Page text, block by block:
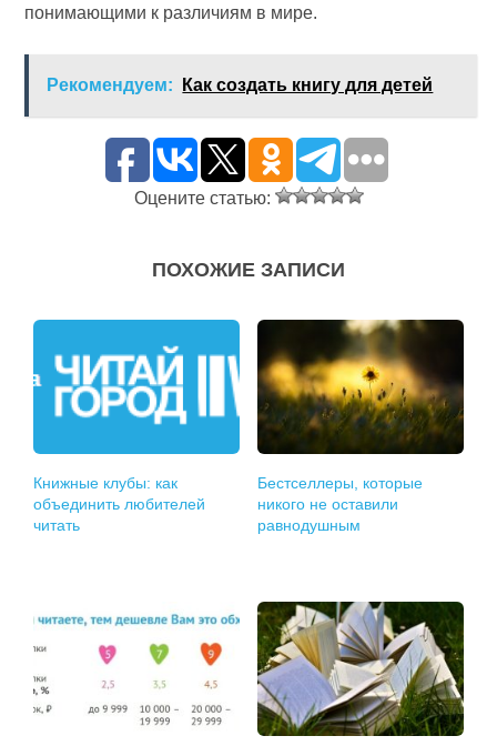
понимающими к различиям в мире.
Рекомендуем: Как создать книгу для детей
Оцените статью:
ПОХОЖИЕ ЗАПИСИ
Книжные клубы: как
объединить любителей
читать
Бестселлеры, которые
никого не оставили
равнодушным